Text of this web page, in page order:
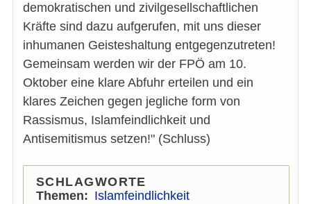
demokratischen und zivilgesellschaftlichen
Kräfte sind dazu aufgerufen, mit uns dieser
inhumanen Geisteshaltung entgegenzutreten!
Gemeinsam werden wir der FPÖ am 10.
Oktober eine klare Abfuhr erteilen und ein
klares Zeichen gegen jegliche form von
Rassismus, Islamfeindlichkeit und
Antisemitismus setzen!" (Schluss)
SCHLAGWORTE
Themen
Islamfeindlichkeit